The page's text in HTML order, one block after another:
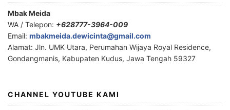
Mbak Meida
WA / Telepon: +628777-3964-009
Email: mbakmeida.dewicinta@gmail.com
Alamat: Jln. UMK Utara, Perumahan Wijaya Royal Residence,
Gondangmanis, Kabupaten Kudus, Jawa Tengah 59327
CHANNEL YOUTUBE KAMI